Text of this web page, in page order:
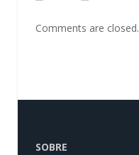
Comments are closed.
SOBRE